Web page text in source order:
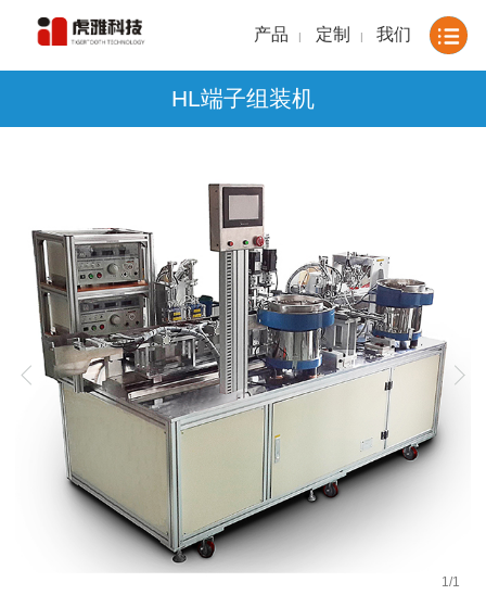
产品 | 定制 | 我们
HL端子组装机
1 /1